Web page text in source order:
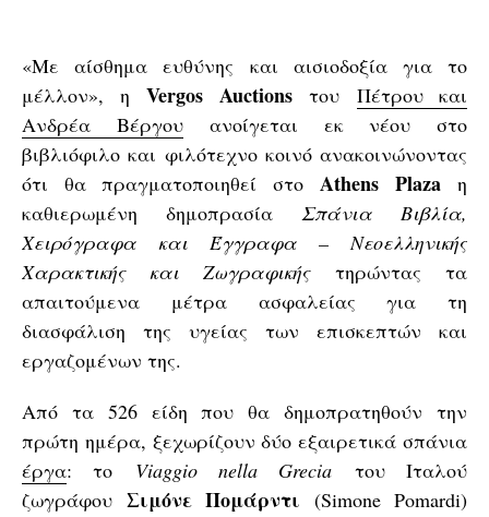
«Με αίσθημα ευθύνης και αισιοδοξία για το
μέλλον», η Vergos Auctionsτου Πέτρου και
Ανδρέα Βέργουανοίγεται εκ νέου στο
βιβλιόφιλο και φιλότεχνο κοινό ανακοινώνοντας
ότι θα πραγματοποιηθεί στο Athens Plazaη
καθιερωμένη δημοπρασίαΣπάνια Βιβλία,
Χειρόγραφα και Έγγραφα – Νεοελληνικής
Χαρακτικής και Ζωγραφικής τηρώντας τα
απαιτούμενα μέτρα ασφαλείας για τη
διασφάλιση της υγείας των επισκεπτών και
εργαζομένων της.
Από τα 526 είδη που θα δημοπρατηθούν την
πρώτη ημέρα, ξεχωρίζουν δύο εξαιρετικά σπάνια
έργα: το Viaggio nella Grecia του Ιταλού
ζωγράφου Σιμόνε Πομάρντι (Simone Pomardi)